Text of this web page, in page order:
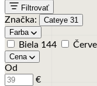
Filtrovať
Značka: Cateye 31
Farba
Biela 144
Cena
Od
€